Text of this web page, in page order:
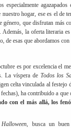
especialmente
hogar, ese es el de
género, que disfrutan más
la oferta literaria
de esas que abordamos
es por excelencia el
La víspera de Todos los
celta vinculada al festejo
ha contribuido a
con el más allá, los
Halloween, busca un